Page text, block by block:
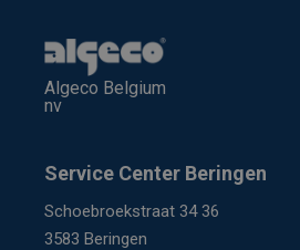
Algeco Belgium
nv
Service Center Beringen
Schoebroekstraat 34 36
3583 Beringen